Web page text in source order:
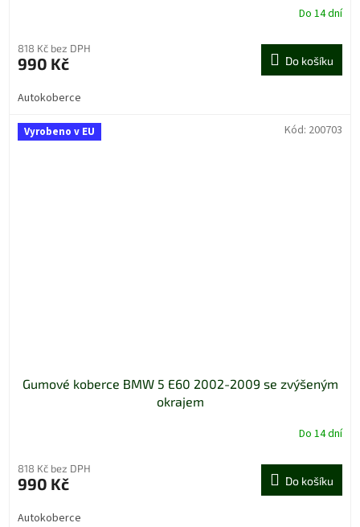
Do 14 dní
818 Kč bez DPH
990 Kč Do košíku
Autokoberce
Vyrobeno v EU
Gumové koberce BMW 5 E60 2002-2009 se zvýšeným
okrajem
Do 14 dní
818 Kč bez DPH
990 Kč Do košíku
Autokoberce
Kód: 200703